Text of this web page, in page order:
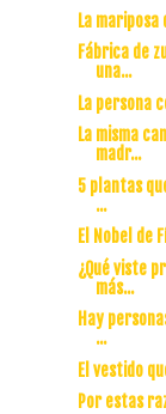
La
Fábrica de
una...
La persona
La misma
madr...
5 plantas
...
El Nobel de
¿Qué viste
más...
Hay
...
El vestido
Por estas